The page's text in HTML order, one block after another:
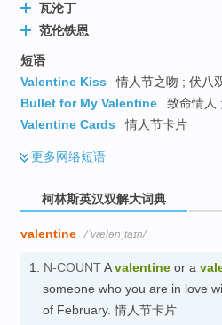
瓦沦丁
范伦铁恩
短语
Valentine Kiss
情人节之吻 ; 伏八
Bullet for My Valentine
致命情人
Valentine Cards
情人节卡片
更多网络短语
柯林斯英汉双解大词典
valentine /ˈvælənˌtaɪn/
1. N-COUNTAvalentine or a
someone who you are in love
of February. 情人节卡片